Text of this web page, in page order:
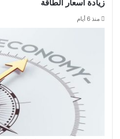
زيادة أسعار الطاقة
منذ 6 أيام